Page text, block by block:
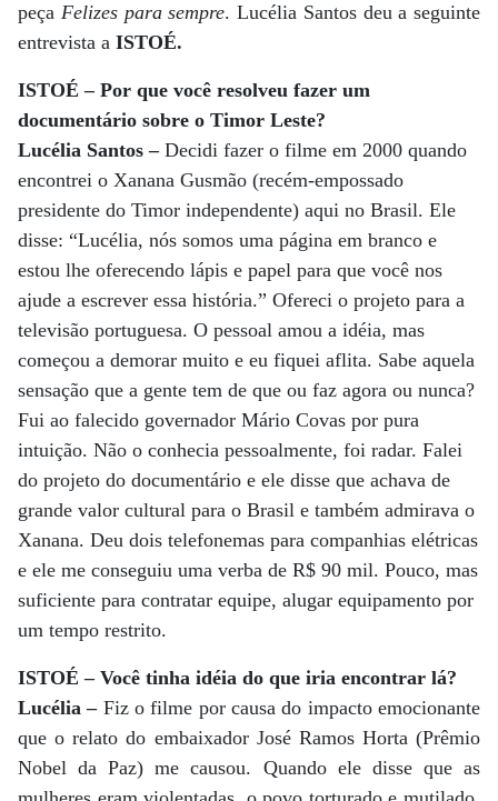
peça Felizes para sempre. Lucélia Santos deu a seguinte
entrevista a ISTOÉ.
ISTOÉ – Por que você resolveu fazer um
documentário sobre o Timor Leste?
Lucélia Santos –Decidi fazer o filme em 2000 quando
encontrei o Xanana Gusmão (recém-empossado
presidente do Timor independente) aqui no Brasil. Ele
disse: “Lucélia, nós somos uma página em branco e
estou lhe oferecendo lápis e papel para que você nos
ajude a escrever essa história.” Ofereci o projeto para a
televisão portuguesa. O pessoal amou a idéia, mas
começou a demorar muito e eu fiquei aflita. Sabe aquela
sensação que a gente tem de que ou faz agora ou nunca?
Fui ao falecido governador Mário Covas por pura
intuição. Não o conhecia pessoalmente, foi radar. Falei
do projeto do documentário e ele disse que achava de
grande valor cultural para o Brasil e também admirava o
Xanana. Deu dois telefonemas para companhias elétricas
e ele me conseguiu uma verba de R$ 90 mil. Pouco, mas
suficiente para contratar equipe, alugar equipamento por
um tempo restrito.
ISTOÉ – Você tinha idéia do que iria encontrar lá?
Lucélia –Fiz o filme por causa do impacto emocionante
que o relato do embaixador José Ramos Horta (Prêmio
Nobel da Paz) me causou. Quando ele disse que as